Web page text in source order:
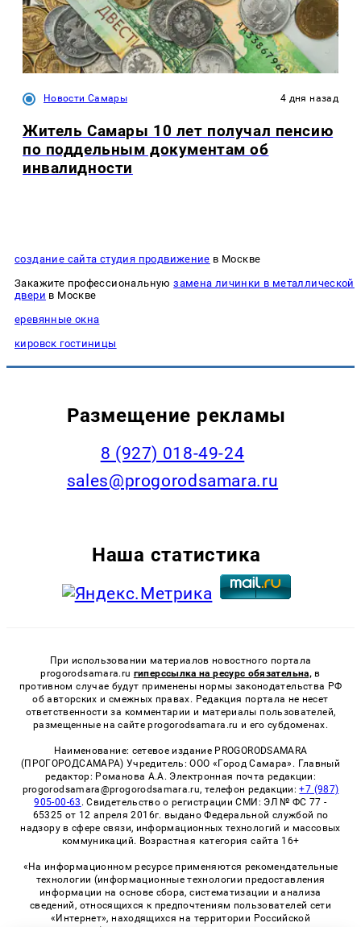
Новости Самары 4 дня назад
Житель Самары 10 лет получал пенсию
по поддельным документам об
инвалидности
создание сайта студия продвижение в Москве
Закажите профессиональнуюзамена личинки в металлической
двери в Москве
еревянные окна
кировск гостиницы
Размещение рекламы
8 (927) 018-49-24
sales@progorodsamara.ru
Наша статистика
При использовании материалов новостного портала
progorodsamara.ru гиперссылка на ресурс обязательна, в
противном случае будут применены нормы законодательства РФ
об авторских и смежных правах. Редакция портала не несет
ответственности за комментарии и материалы пользователей,
размещенные на сайте progorodsamara.ru и его субдоменах.
Наименование: сетевое издание PROGORODSAMARA
(ПРОГОРОДСАМАРА) Учредитель: ООО «Город Самара». Главный
редактор: Романова А.А. Электронная почта редакции:
progorodsamara@progorodsamara.ru, телефон редакции:+7 (987)
905-00-63 . Свидетельство о регистрации СМИ: ЭЛ № ФС 77 -
65325 от 12 апреля 2016г. выдано Федеральной службой по
надзору в сфере связи, информационных технологий и массовых
коммуникаций. Возрастная категория сайта 16+
«На информационном ресурсе применяются рекомендательные
технологии (информационные технологии предоставления
информации на основе сбора, систематизации и анализа
сведений, относящихся к предпочтениям пользователей сети
«Интернет», находящихся на территории Российской